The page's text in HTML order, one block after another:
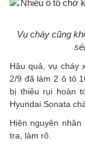
Vụ cháy cũng
Hậu quả, vụ cháy
2/9 đã làm 2 ô tô
bị thiêu rụi hoàn
Hyundai Sonata
Hiện nguyên
tra, làm rõ.